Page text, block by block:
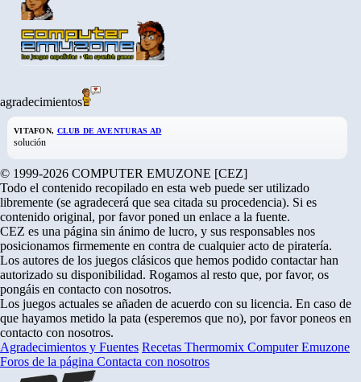
agradecimientos
VITAFON, CLUB DE AVENTURAS AD
solución
© 1999-2026 COMPUTER EMUZONE [CEZ]
Todo el contenido recopilado en esta web puede ser utilizado
libremente (se agradecerá que sea citada su procedencia). Si es
contenido original, por favor poned un enlace a la fuente.
CEZ es una página sin ánimo de lucro, y sus responsables nos
posicionamos firmemente en contra de cualquier acto de piratería.
Los autores de los juegos clásicos que hemos podido contactar han
autorizado su disponibilidad. Rogamos al resto que, por favor, os
pongáis en contacto con nosotros.
Los juegos actuales se añaden de acuerdo con su licencia. En caso de
que hayamos metido la pata (esperemos que no), por favor poneos en
contacto con nosotros.
Agradecimientos y Fuentes Recetas Thermomix Computer Emuzone
Foros de la página Contacta con nosotros